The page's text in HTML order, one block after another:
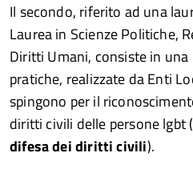
Il secondo, riferito ad una
Laurea in Scienze Politiche,
Diritti Umani, consiste in
pratiche, realizzate da Enti
spingono per il
diritti civili delle persone lgbt (
difesa dei diritti civili).